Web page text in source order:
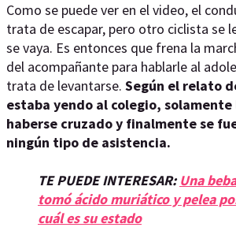
Como se puede ver en el video, el
trata de escapar, pero otro ciclista se
se vaya. Es entonces que frena la
del acompañante para hablarle al
trata de levantarse. Según el relato
estaba yendo al colegio,
haberse cruzado y finalmente se
ningún tipo de asistencia.
TE PUEDE INTERESAR: Una
tomó ácido muriático y pelea
cuál es su estado